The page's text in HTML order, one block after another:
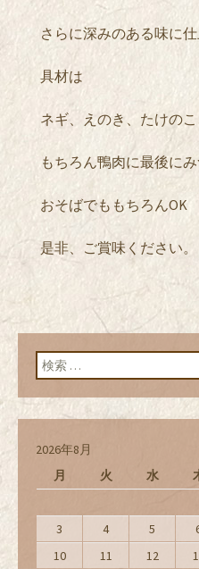
さらに深みのある味に仕
具材は
ネギ、えのき、たけの
もちろん鴨肉に最後にみ
おそばでももちろんOK
是非、ご賞味ください。
検索:
2026年8月
月
火 水
3
4 5
10
11 12